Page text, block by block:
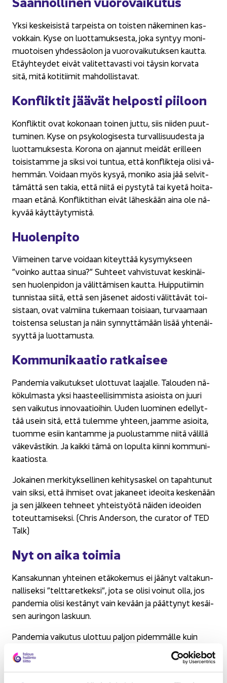
Yksi kes­kei­sis­tä tar­peis­ta on tois­ten nä­ke­mi­nen kas­
vok­kain. Kyse on luot­ta­muk­ses­ta, joka syn­tyy mo­ni­
muo­toi­sen yhdessä­olon ja vuo­ro­vai­ku­tuk­sen kaut­ta.
Etäyh­tey­det eivät va­li­tet­ta­vas­ti voi täy­sin kor­va­ta
sitä, mitä ko­ti­tii­mit mah­dol­lis­ta­vat.
Konflik­tit jää­vät hel­pos­ti pii­loon
Konflik­tit ovat ko­ko­naan toi­nen juttu, siis nii­den puut­
tu­mi­nen. Kyse on psy­ko­lo­gi­ses­ta tur­val­li­suu­des­ta ja
luot­ta­muk­ses­ta. Ko­ro­na on ajan­nut mei­dät eril­leen
toi­sis­tam­me ja siksi voi tun­tua, että konflik­te­ja olisi vä­
hem­män. Voi­daan myös kysyä, mo­ni­ko asia jää sel­vit­
tä­mät­tä sen takia, että niitä ei pys­ty­tä tai kyetä hoi­ta­
maan etänä. Konflik­tit­han eivät lä­hes­kään aina ole nä­
ky­vää käyt­täy­ty­mis­tä.
Huo­len­pi­to
Vii­mei­nen tarve voi­daan ki­teyt­tää ky­sy­myk­seen
”voin­ko aut­taa sinua?” Suh­teet vah­vis­tu­vat kes­ki­näi­
sen huo­len­pi­don ja vä­lit­tä­mi­sen kaut­ta. Huip­pu­tii­min
tun­nis­taa siitä, että sen jä­se­net ai­dos­ti vä­lit­tä­vät toi­
sis­taan, ovat val­mii­na tu­ke­maan toi­si­aan, tur­vaa­maan
tois­ten­sa se­lus­tan ja näin syn­nyt­tä­mään lisää yh­te­näi­
syyt­tä ja luot­ta­mus­ta.
Kom­mu­ni­kaa­tio rat­kai­see
Pan­de­mia vai­ku­tuk­set ulot­tu­vat laa­jal­le. Ta­lou­den nä­
kö­kul­mas­ta yksi haas­teel­li­sim­mis­ta asiois­ta on juuri
sen vai­ku­tus in­no­vaa­tioi­hin. Uuden luo­mi­nen edel­lyt­
tää usein sitä, että tu­lem­me yh­teen, jaam­me asioi­ta,
tuom­me esiin kan­tam­me ja puo­lus­tam­me niitä vä­lil­lä
vä­ke­väs­ti­kin. Ja kaik­ki tämä on lo­pul­ta kiin­ni kom­mu­ni­
kaa­tios­ta.
Jo­kai­nen mer­ki­tyk­sel­li­nen ke­hi­ty­sas­kel on ta­pah­tu­nut
vain siksi, että ih­mi­set ovat ja­ka­neet ideoi­ta kes­ke­nään
ja sen jäl­keen teh­neet yh­teis­työ­tä näi­den ideoi­den
to­teut­ta­mi­sek­si. (Chris An­der­son, the cu­ra­tor of TED
Talk)
Nyt on aika toi­mia
Kan­sa­kun­nan yh­tei­nen etä­ko­ke­mus ei jää­nyt val­ta­kun­
nal­li­sek­si ”telt­ta­ret­kek­si”, jota se olisi voi­nut olla, jos
pan­de­mia olisi kes­tä­nyt vain ke­vään ja päät­ty­nyt ke­säi­
sen au­rin­gon las­kuun.
Pan­de­mia vai­ku­tus ulot­tuu pal­jon pi­dem­mäl­le kuin
osaam­me aja­tel­la­kaan. Voim­me olla iloi­sia, jos pa­him­
man vai­heen kesto jää vain muu­ta­maan vuo­teen.